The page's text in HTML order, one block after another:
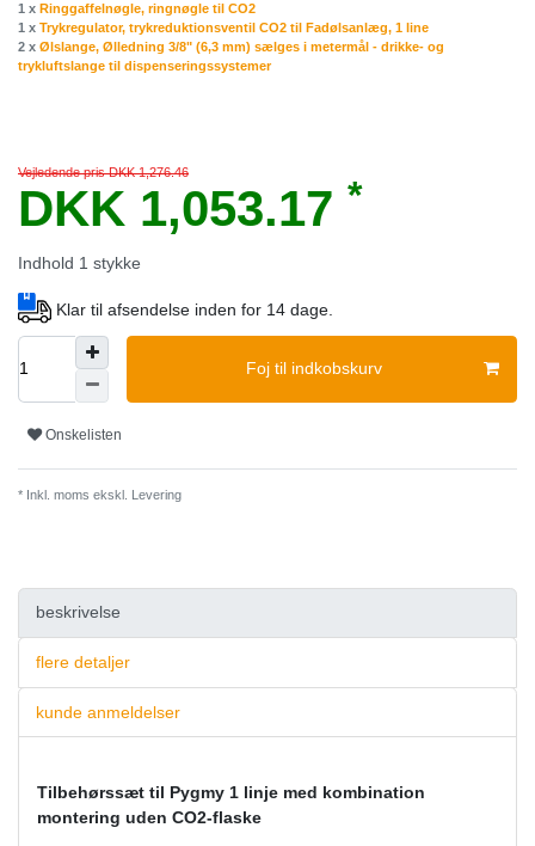
1 x Ringgaffelnøgle, ringnøgle til CO2
1 x Trykregulator, trykreduktionsventil CO2 til Fadølsanlæg, 1 line
2 x Ølslange, Ølledning 3/8" (6,3 mm) sælges i metermål - drikke- og
trykluftslange til dispenseringssystemer
Vejledende pris DKK 1,276.46
DKK 1,053.17 *
Indhold 1 stykke
Klar til afsendelse inden for 14 dage.
Foj til indkobskurv
Onskelisten
* Inkl. moms ekskl. Levering
beskrivelse
flere detaljer
kunde anmeldelser
Tilbehørssæt til Pygmy 1 linje med kombination
montering uden CO2-flaske